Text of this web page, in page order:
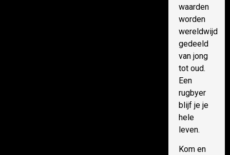
waarden
worden
wereldwijd
gedeeld
van jong
tot oud.
Een
rugbyer
blijf je je
hele
leven.
Kom en